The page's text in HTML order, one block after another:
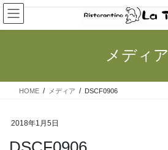
コ
ン
テ
ス
ナ
ビ
ゲ
ン
メディア
HOME メディア DSCF0906
2018年1月5日